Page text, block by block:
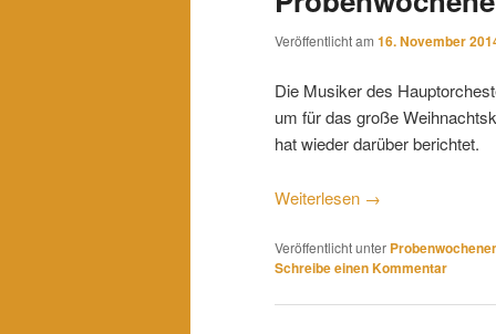
Veröffentlicht am 16. November
Die Musiker des
um für das große
hat wieder darüber berichtet.
Weiterlesen →
Veröffentlicht unter
Schreibe einen Kommentar